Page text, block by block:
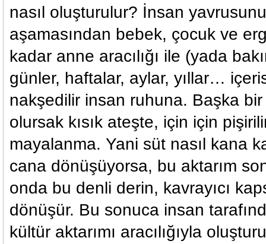
nasıl oluşturulur? İnsan
aşamasından bebek, çocuk ve
kadar anne aracılığı ile (yada
günler, haftalar, aylar, yıllar…
nakşedilir insan ruhuna. Başka
olursak kısık ateşte, için için
mayalanma. Yani süt nasıl kana
cana dönüşüyorsa, bu aktarım
onda bu denli derin, kavrayıcı
dönüşür. Bu sonuca insan
kültür aktarımı aracılığıyla